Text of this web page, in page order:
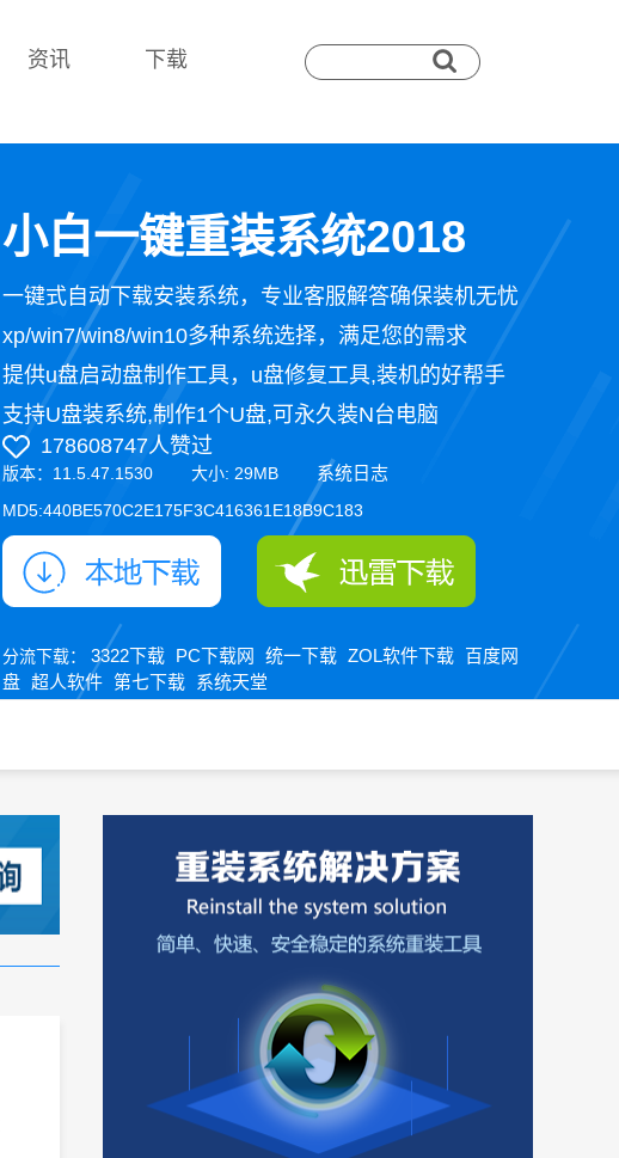
资讯 下载
小白一键重装系统2018
一键式自动下载安装系统，专业客服解答确保装机无忧
xp/win7/win8/win10多种系统选择，满足您的需求
提供u盘启动盘制作工具，u盘修复工具,装机的好帮手
支持U盘装系统,制作1个U盘,可永久装N台电脑
178608747人赞过
版本：11.5.47.1530 大小: 29MB 系统日志
MD5:440BE570C2E175F3C416361E18B9C183
分流下载： 3322下载 PC下载网 统一下载 ZOL软件下载 百度网
盘 超人软件 第七下载 系统天堂